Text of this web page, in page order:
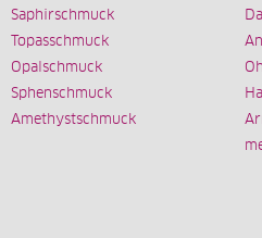
Saphirschmuck
Topasschmuck
Opalschmuck
Sphenschmuck
Amethystschmuck